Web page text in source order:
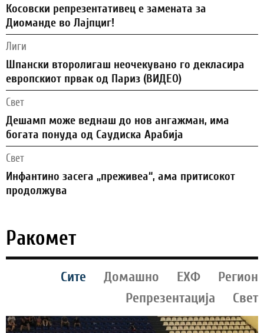
Косовски репрезентативец е замената за
Диоманде во Лајпциг!
Лиги
Шпански второлигаш неочекувано го декласира
европскиот првак од Париз (ВИДЕО)
Свет
Дешамп може веднаш до нов ангажман, има
богата понуда од Саудиска Арабија
Свет
Инфантино засега „преживеа“, ама притисокот
продолжува
Ракомет
Сите Домашно ЕХФ
Регион
Репрезентација
Свет